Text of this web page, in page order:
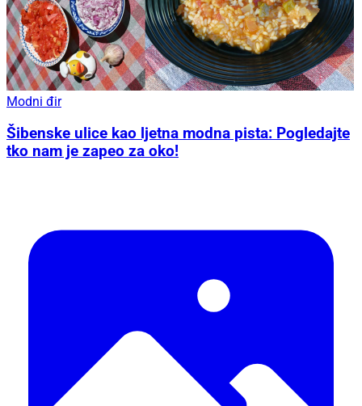
Modni đir
Šibenske ulice kao ljetna modna pista: Pogledajte
tko nam je zapeo za oko!